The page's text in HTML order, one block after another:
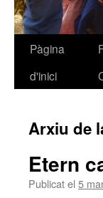
Vés
Pàgina
d'inici
Arxiu de
Etern
Publicat el 5